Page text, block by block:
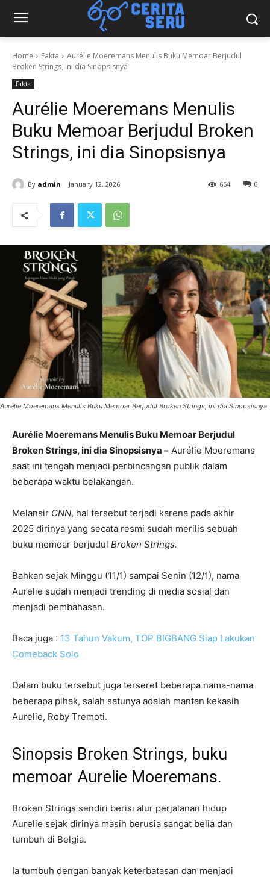
Home Fakta
Aurélie Moeremans Menulis Buku Memoar Berjudul
Broken Strings, ini dia Sinopsisnya
Fakta
Aurélie Moeremans Menulis
Buku Memoar Berjudul Broken
Strings, ini dia Sinopsisnya
By admin January 12, 2026 0
664
Aurélie Moeremans Menulis Buku Memoar Berjudul Broken Strings, ini dia Sinopsisnya
Aurélie Moeremans Menulis Buku Memoar Berjudul
Broken Strings, ini dia Sinopsisnya – Aurélie Moeremans
saat ini tengah menjadi perbincangan publik dalam
beberapa waktu belakangan.
Melansir CNN, hal tersebut terjadi karena pada akhir
2025 dirinya yang secata resmi sudah merilis sebuah
buku memoar berjudul Broken Strings.
Bahkan sejak Minggu (11/1) sampai Senin (12/1), nama
Aurelie sudah menjadi trending di media sosial dan
menjadi pembahasan.
Baca juga : 13 Tahun Vakum, TOP BIGBANG Siap Lakukan
Comeback Solo
Dalam buku tersebut juga terseret beberapa nama-nama
beberapa pihak, salah satunya adalah mantan kekasih
Aurelie, Roby Tremoti.
Sinopsis Broken Strings, buku
memoar Aurelie Moeremans.
Broken Strings sendiri berisi alur perjalanan hidup
Aurelie sejak dirinya masih berusia sangat belia dan
tumbuh di Belgia.
Ia tumbuh dengan banyak keterbatasan dan menjadi